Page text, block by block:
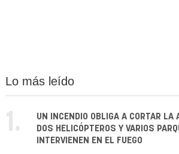
Lo más leído
1.
UN INCENDIO OBLIGA A CORTAR LA
DOS HELICÓPTEROS Y VARIOS
INTERVIENEN EN EL FUEGO